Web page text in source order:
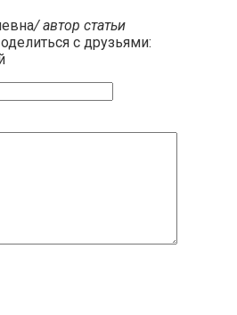
/ автор статьи
с друзьями: